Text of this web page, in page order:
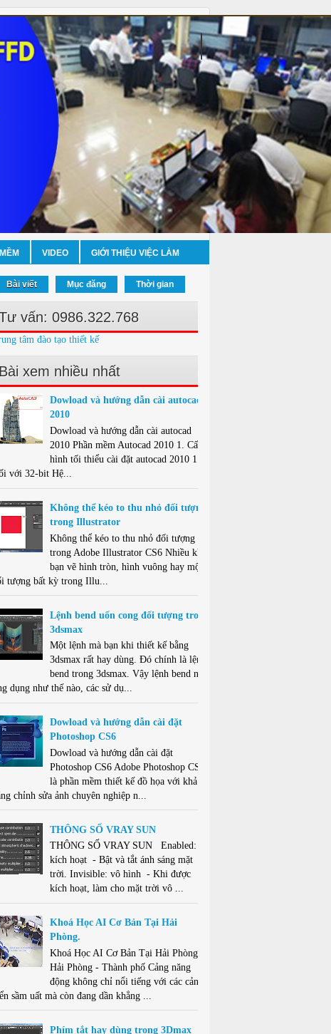
VIDEO GIỚI THIỆU VIỆC LÀM
Bài viết Mục đăng Thời gian
vấn: 0986.322.768
tâm đào tạo thiết kế
Bài xem nhiều nhất
Dowload và hướng dẫn cài autocad
2010
Dowload và hướng dẫn cài autocad
2010 Phần mềm Autocad 2010 1. Cấu
hình tối thiểu cài đặt autocad 2010 1.1.
với 32-bit Hệ...
Không thể kéo to thu nhỏ đối tượng
trong Illustrator
Không thể kéo to thu nhỏ đối tượng
trong Adobe Illustrator CS6 Nhiều khi
bạn vẽ hình tròn, hình vuông hay một
tượng bất kỳ trong Illu...
Lệnh bend uốn cong đối tượng trong
3dsmax
Một lệnh mà bạn khi thiết kế bằng
3dsmax rất hay dùng. Đó chính là lệnh
bend trong 3dsmax. Vậy lệnh bend này
dụng như thế nào, các sử dụ...
Dowload và hướng dẫn cài đặt
Photoshop CS6
Dowload và hướng dẫn cài đặt
Photoshop CS6 Adobe Photoshop CS6
là phần mềm thiết kế đồ họa với khả
chỉnh sửa ảnh chuyên nghiệp n...
THÔNG SỐ VRAY SUN
THÔNG SỐ VRAY SUN Enabled:
kích hoạt - Bật và tắt ánh sáng mặt
trời. Invisible: vô hình - Khi được
kích hoạt, làm cho mặt trời vô ...
Khoá Học AI Cơ Bản Tại Hải
Phòng.
Khoá Học AI Cơ Bản Tại Hải Phòng .
Hải Phòng - Thành phố Cảng năng
động không chỉ nổi tiếng với các cảng
sầm uất mà còn đang dần khẳng ...
Phím tắt hay dùng trong 3Dmax